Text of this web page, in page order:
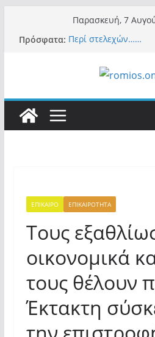
περιεχόμενο
Παρασκευή, 7
Πρόσφατα: Περί στελεχών……
είναι το Κίνημα
το διεφθαρμένο
Κασιδιάρη – Οι
πανικό,
«Έλληνες» η
ΕΠΙΚΑΙΡΟ ΕΠΙΚΑΙΡΟΤΗΤΑ
Τους
οικονομικά
τους θέλουν
Έκτακτη